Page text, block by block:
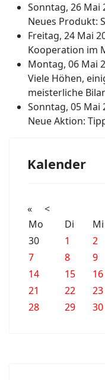
Sonntag, 26 Mai
Neues Produkt:
Freitag, 24 Mai
Kooperation im
Montag, 06 Mai
Viele Höhen,
meisterliche
Sonntag, 05 Mai
Neue Aktion:
Kalender
« <
Mo
Di Mi
30
1 2
7
8 9
14
15 16
21
22 23
28
29 30